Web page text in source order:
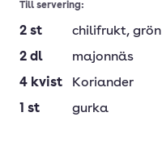
Till servering:
2 st chilifrukt, grön
2 dl
majonnäs
4 kvist
Koriander
1 st gurka